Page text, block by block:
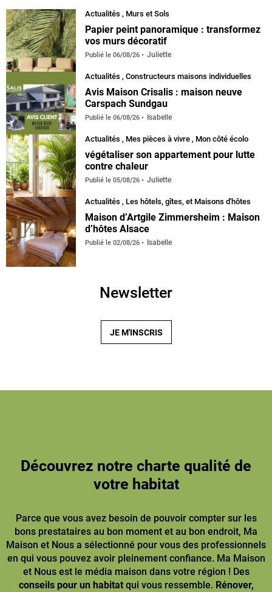
Actualités , Murs et Sols
Papier peint panoramique : transformez
vos murs décoratif
Publié le 06/08/26 Juliette
Actualités , Constructeurs maisons individuelles
Avis Maison Crisalis : maison neuve
Carspach Sundgau
Publié le 06/08/26 Isabelle
Actualités , Mes pièces à vivre , Mon côté écolo
végétaliser son appartement pour lutte
contre chaleur
Publié le 05/08/26 Juliette
Actualités , Les hôtels, gîtes, et Maisons d'hôtes
Maison d’Artgile Zimmersheim : Maison
d’hôtes Alsace
Publié le 02/08/26 Isabelle
Newsletter
JE M'INSCRIS
Découvrez notre charte qualité de
votre habitat
Parce que vous avez besoin de pouvoir compter sur les
bons prestataires au bon moment et au bon endroit, Ma
Maison et Nous a sélectionné pour vous des professionnels
en qui vous pouvez avoir pleinement confiance. Ma Maison
et Nous est le média maison dans votre région ! Des
conseils pour un habitatqui vous ressemble. Rénover,